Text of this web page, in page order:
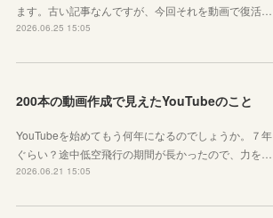
ます。古い記事なんですが、今回それを動画で復活…
2026.06.25 15:05
200本の動画作成で見えたYouTubeのこと
YouTubeを始めてもう何年になるのでしょうか。７年
ぐらい？途中低空飛行の期間が長かったので、力を…
2026.06.21 15:05